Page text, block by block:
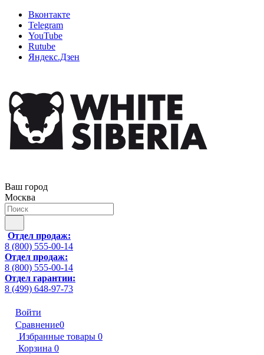
Вконтакте
Telegram
YouTube
Rutube
Яндекс.Дзен
Ваш город
Москва
Отдел продаж:
8 (800) 555-00-14
Отдел продаж:
8 (800) 555-00-14
Отдел гарантии:
8 (499) 648-97-73
Войти
Сравнение0
Избранные товары 0
Корзина 0